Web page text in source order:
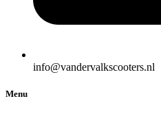
info@vandervalkscooters.nl
Menu